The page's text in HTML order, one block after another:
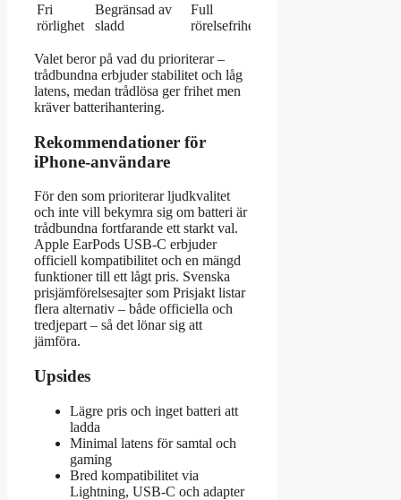
Fri
rörlighet
Begränsad av
sladd
Full
rörelsefrihet
Valet beror på vad du prioriterar –
trådbundna erbjuder stabilitet och låg
latens, medan trådlösa ger frihet men
kräver batterihantering.
Rekommendationer för
iPhone-användare
För den som prioriterar ljudkvalitet
och inte vill bekymra sig om batteri är
trådbundna fortfarande ett starkt val.
Apple EarPods USB-C erbjuder
officiell kompatibilitet och en mängd
funktioner till ett lågt pris. Svenska
prisjämförelsesajter som Prisjakt listar
flera alternativ – både officiella och
tredjepart – så det lönar sig att
jämföra.
Upsides
Lägre pris och inget batteri att
ladda
Minimal latens för samtal och
gaming
Bred kompatibilitet via
Lightning, USB-C och adapter